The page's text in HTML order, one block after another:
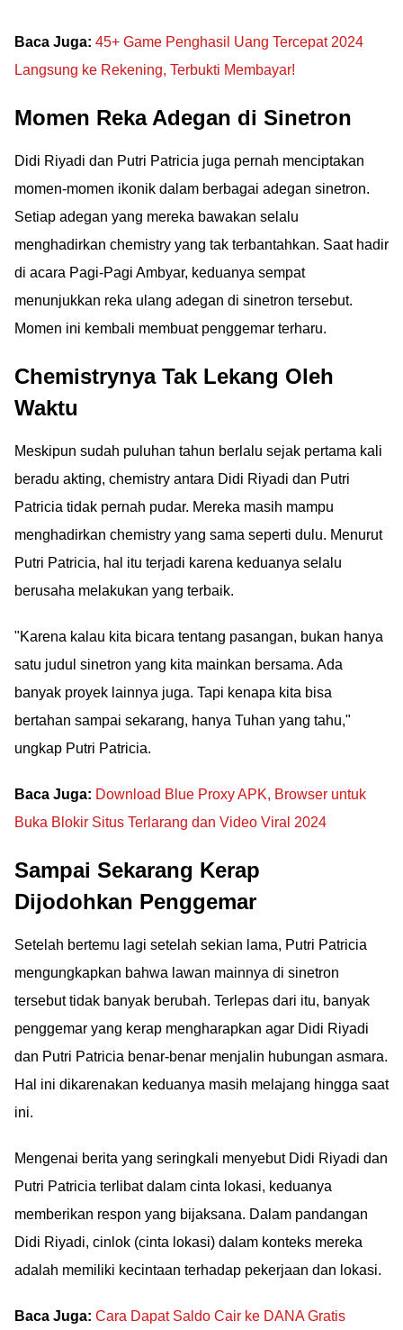
Baca Juga: 45+ Game Penghasil Uang Tercepat 2024
Langsung ke Rekening, Terbukti Membayar!
Momen Reka Adegan di Sinetron
Didi Riyadi dan Putri Patricia juga pernah menciptakan
momen-momen ikonik dalam berbagai adegan sinetron.
Setiap adegan yang mereka bawakan selalu
menghadirkan chemistry yang tak terbantahkan. Saat hadir
di acara Pagi-Pagi Ambyar, keduanya sempat
menunjukkan reka ulang adegan di sinetron tersebut.
Momen ini kembali membuat penggemar terharu.
Chemistrynya Tak Lekang Oleh
Waktu
Meskipun sudah puluhan tahun berlalu sejak pertama kali
beradu akting, chemistry antara Didi Riyadi dan Putri
Patricia tidak pernah pudar. Mereka masih mampu
menghadirkan chemistry yang sama seperti dulu. Menurut
Putri Patricia, hal itu terjadi karena keduanya selalu
berusaha melakukan yang terbaik.
"Karena kalau kita bicara tentang pasangan, bukan hanya
satu judul sinetron yang kita mainkan bersama. Ada
banyak proyek lainnya juga. Tapi kenapa kita bisa
bertahan sampai sekarang, hanya Tuhan yang tahu,"
ungkap Putri Patricia.
Baca Juga: Download Blue Proxy APK, Browser untuk
Buka Blokir Situs Terlarang dan Video Viral 2024
Sampai Sekarang Kerap
Dijodohkan Penggemar
Setelah bertemu lagi setelah sekian lama, Putri Patricia
mengungkapkan bahwa lawan mainnya di sinetron
tersebut tidak banyak berubah. Terlepas dari itu, banyak
penggemar yang kerap mengharapkan agar Didi Riyadi
dan Putri Patricia benar-benar menjalin hubungan asmara.
Hal ini dikarenakan keduanya masih melajang hingga saat
ini.
Mengenai berita yang seringkali menyebut Didi Riyadi dan
Putri Patricia terlibat dalam cinta lokasi, keduanya
memberikan respon yang bijaksana. Dalam pandangan
Didi Riyadi, cinlok (cinta lokasi) dalam konteks mereka
adalah memiliki kecintaan terhadap pekerjaan dan lokasi.
Baca Juga: Cara Dapat Saldo Cair ke DANA Gratis